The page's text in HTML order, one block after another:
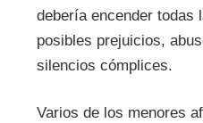
debería encender todas
posibles prejuicios,
silencios cómplices.
Varios de los menores